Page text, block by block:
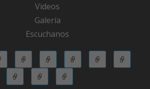
Videos
Galería
Escuchanos